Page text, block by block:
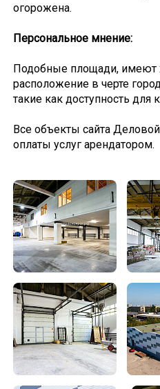
огорожена.
Персональное мнение:
Подобные площади, имеют
расположение в черте
такие как доступность для
Все объекты сайта
оплаты услуг арендатором.